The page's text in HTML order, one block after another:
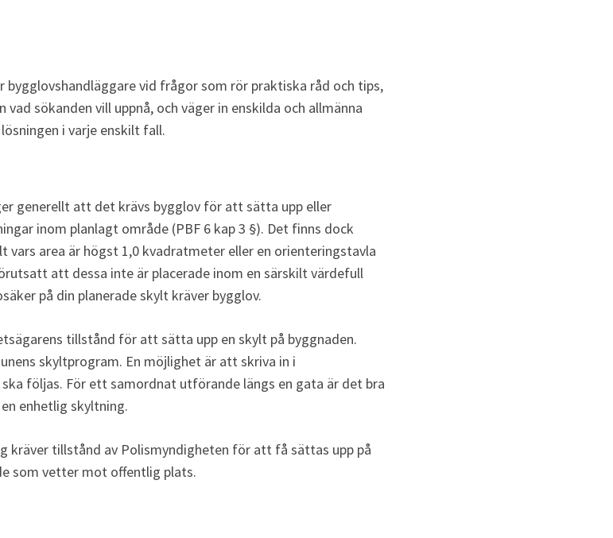
vid frågor som rör praktiska råd och tips,
sökanden vill uppnå, och väger in enskilda och allmänna
i varje enskilt fall.
generellt att det krävs bygglov för att sätta upp eller
inom planlagt område (PBF 6 kap 3 §). Det finns dock
vars area är högst 1,0 kvadratmeter eller en orienteringstavla
att dessa inte är placerade inom en särskilt värdefull
på din planerade skylt kräver bygglov.
tillstånd för att sätta upp en skylt på byggnaden.
skyltprogram. En möjlighet är att skriva in i
följas. För ett samordnat utförande längs en gata är det bra
enhetlig skyltning.
kräver tillstånd av Polismyndigheten för att få sättas upp på
som vetter mot offentlig plats.